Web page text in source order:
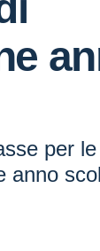
per le
anno